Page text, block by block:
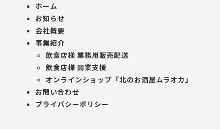
ホーム
お知らせ
会社概要
事業紹介
飲食店様 業務用販売配送
飲食店様 開業支援
オンラインショップ「北のお酒屋ムラオカ」
お問い合わせ
プライバシーポリシー